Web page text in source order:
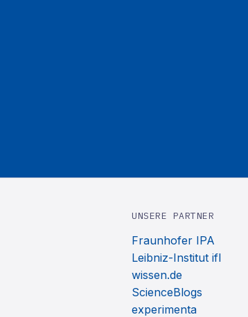
UNSERE PARTNER
Fraunhofer IPA
Leibniz-Institut ifl
wissen.de
ScienceBlogs
experimenta